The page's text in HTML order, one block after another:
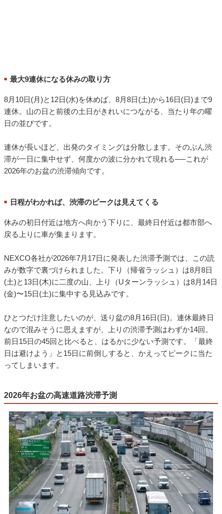
■ 最大9連休になる休みの取り方
8月10日(月)と12日(水)を休めば、8月8日(土)から16日(日)まで9
連休。山の日と前後の土日がきれいにつながる、当たり年の曜
日の並びです。
連休が長いほど、出発のタイミングは分散します。そのぶん渋
滞が一日に集中せず、何度かの波に分かれて現れる──これが
2026年のお盆の渋滞傾向です。
■ 日程がわかれば、渋滞のピークは見えてくる
休みの初日付近は地方へ向かう下りに、最終日付近は都市部へ
戻る上りに車が集まります。
NEXCO各社が2026年7月17日に発表した渋滞予測では、この読
みが数字で裏づけられました。下り（帰省ラッシュ）は8月8日
(土)と13日(木)に二度の山、上り（Uターンラッシュ）は8月14日
(金)〜15日(土)に集中する見込みです。
ひとつだけ注意したいのが、送り盆の8月16日(日)。連休最終日
なので混みそうに思えますが、上りの渋滞予測はわずか14回。
前日15日の45回と比べると、はるかに少ない予測です。「最終
日は避けよう」と15日に前倒しすると、かえってピークに当た
ってしまいます。
2026年お盆の高速道路渋滞予測